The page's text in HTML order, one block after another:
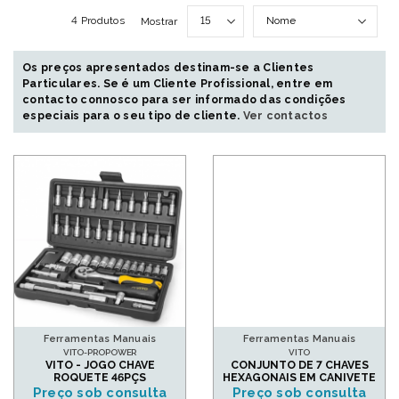
Mostrar
4 Produtos
Os preços apresentados destinam-se a Clientes
Particulares. Se é um Cliente Profissional, entre em
contacto connosco para ser informado das condições
especiais para o seu tipo de cliente. Ver contactos
Ferramentas Manuais
VITO-PROPOWER
VITO - JOGO CHAVE
ROQUETE 46PÇS
Preço sob consulta
Ferramentas Manuais
VITO
CONJUNTO DE 7 CHAVES
HEXAGONAIS EM CANIVETE
Preço sob consulta